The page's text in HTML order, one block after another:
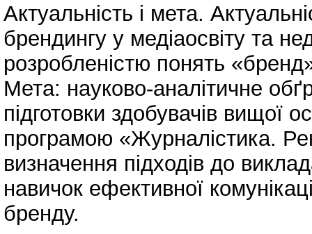
Актуальність і мета.
брендингу у медіаосвіту та
розробленістю понять
Мета: науково-аналітичне
підготовки здобувачів вищої
програмою «Журналістика.
визначення підходів до
навичок ефективної
бренду.